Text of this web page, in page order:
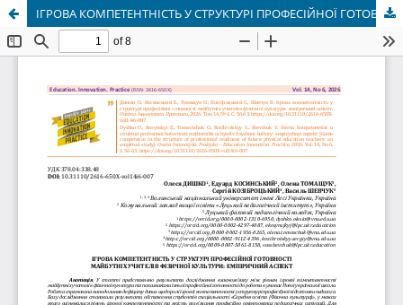
ІГРОВА КОМПЕТЕНТНІСТЬ У СТРУКТУРІ ПРОФЕСІЙНОЇ ГОТОВНОСТІ МАЙБУТНІХ УЧИТЕЛІВ ФІЗИЧНОЇ КУЛЬТУРИ: ЕМПІРИЧНИЙ АСПЕКТ